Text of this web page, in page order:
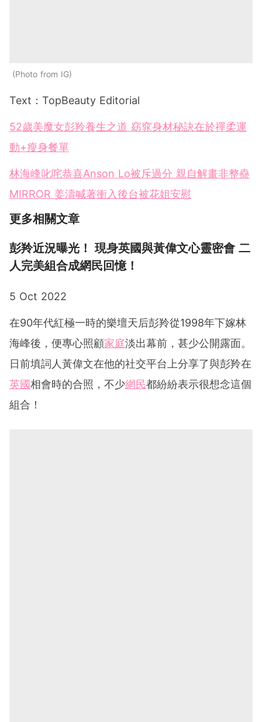
Photo from IG
Text：TopBeauty Editorial
52歲美魔女彭羚養生之道 窈窕身材秘訣在於禪柔運
動+瘦身餐單
林海峰叱咤恭喜Anson Lo被斥過分 親自解畫非整蠱
MIRROR 姜濤喊著衝入後台被花姐安慰
更多相關文章
彭羚近況曝光！ 現身英國與黃偉文心靈密會 二
人完美組合成網民回憶！
5 Oct 2022
在90年代紅極一時的樂壇天后彭羚從1998年下嫁林
海峰後，便專心照顧家庭淡出幕前，甚少公開露面。
日前填詞人黃偉文在他的社交平台上分享了與彭羚在
英國相會時的合照，不少網民都紛紛表示很想念這個
組合！